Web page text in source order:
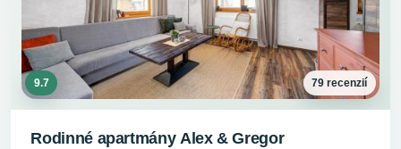
9.7 79 recenzií
Rodinné apartmány Alex & Gregor